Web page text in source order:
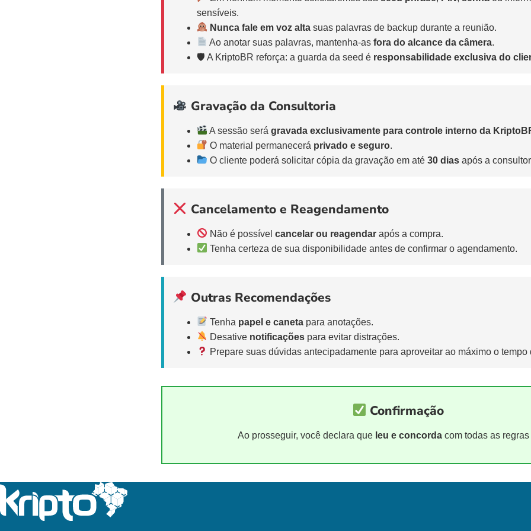
sensíveis.
Nunca fale em voz alta suas palavras de backup durante a reunião.
Ao anotar suas palavras, mantenha-asfora do alcance da câmera.
🛡 A KriptoBR reforça: a guarda da seed é responsabilidade exclusiva do
Gravação da Consultoria
A sessão serágravada exclusivamente para controle interno da
O material permanecerá privado e seguro.
O cliente poderá solicitar cópia da gravação em até30 dias após a
Cancelamento e Reagendamento
Não é possívelcancelar ou reagendar após a compra.
Tenha certeza de sua disponibilidade antes de confirmar o agendamento.
Outras Recomendações
Tenha papel e caneta para anotações.
Desative notificações para evitar distrações.
Prepare suas dúvidas antecipadamente para aproveitar ao máximo o tempo
Confirmação
Ao prosseguir, você declara que leu e concordacom todas as regras